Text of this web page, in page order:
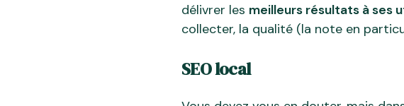
délivrer les meilleurs résultats à ses
collecter, la qualité (la note en
SEO local